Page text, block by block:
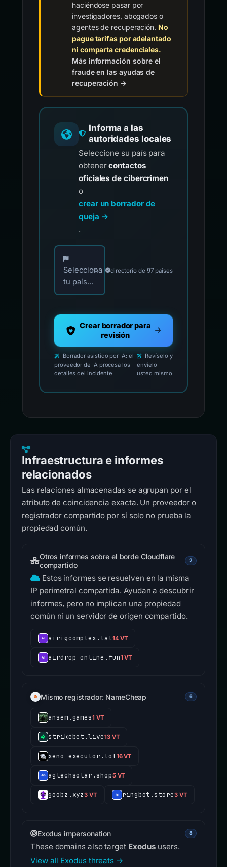
haciéndose pasar por
investigadores, abogados o
agentes de recuperación. No
pague tarifas por adelantado
ni comparta credenciales.
Más información sobre el
fraude en las ayudas de
recuperación →
Informa a las
autoridades locales
Seleccione su país para
obtenercontactos
oficiales de cibercrimen
o
crear un borrador de
queja →
.
Elija su país para los contactos oficiales de
Selecciona
tu país...
directorio de 97 países
Crear borrador para
revisión
Borrador asistido por IA: el
proveedor de IA procesa los
detalles del incidente
Revíselo y
envíelo
usted mismo
Infraestructura e informes
relacionados
Las relaciones almacenadas se agrupan por el
atributo de coincidencia exacta. Un proveedor o
registrador compartido por sí solo no prueba la
propiedad común.
Otros informes sobre el borde Cloudflare
compartido
2
Estos informes se resuelven en la misma
IP perimetral compartida. Ayudan a descubrir
informes, pero no implican una propiedad
común ni un servidor de origen compartido.
airigcomplex.lat14 VT
airdrop-online.fun1 VT
Mismo registrador: NameCheap 6
ansem.games1 VT
strikebet.live13 VT
xeno-executor.lol16 VT
agtechsolar.shop5 VT
goobz.xyz3 VT ringbot.store3 VT
Exodus impersonation 8
These domains also target Exodus users.
View all Exodus threats →